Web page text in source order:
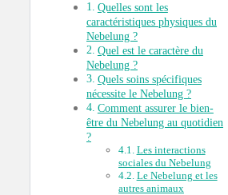
Quelles sont les
caractéristiques physiques du
Nebelung ?
Quel est le caractère du
Nebelung ?
Quels soins spécifiques
nécessite le Nebelung ?
Comment assurer le bien-
être du Nebelung au quotidien
?
Les interactions
sociales du Nebelung
Le Nebelung et les
autres animaux